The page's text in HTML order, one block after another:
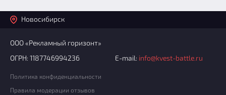
Новосибирск
ООО «Рекламный горизонт»
ОГРН: 1187746994236
E-mail: info@kvest-battle.ru
Политика конфиденциальности
Правила модерации отзывов